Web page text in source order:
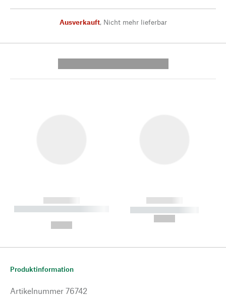
Ausverkauft, Nicht mehr lieferbar
------------
----------- ----------- --------
------------
----------- -----------
Produktinformation
Artikelnummer 76742